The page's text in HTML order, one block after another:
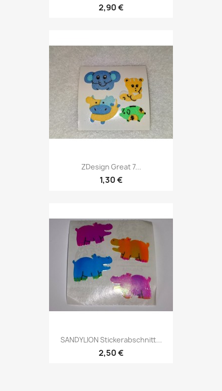
2,90 €
ZDesign Great 7...
1,30 €
SANDYLION Stickerabschnitt...
2,50 €